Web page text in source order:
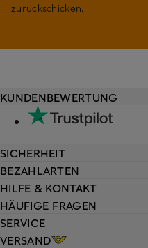
zurückschicken.
HILFE & KONTAKT
HÄUFIGE FRAGEN
SERVICE
VERSAND
KUNDENBEWERTUNG
SICHERHEIT
BEZAHLARTEN